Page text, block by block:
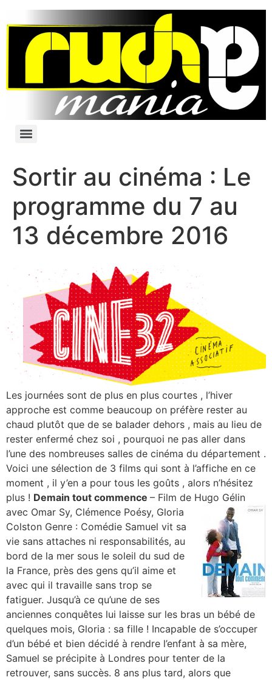
Sortir au cinéma : Le
programme du 7 au
13 décembre 2016
Les journées sont de plus en plus courtes , l’hiver
approche est comme beaucoup on préfère rester au
chaud plutôt que de se balader dehors , mais au lieu de
rester enfermé chez soi , pourquoi ne pas aller dans
l’une des nombreuses salles de cinéma du département .
Voici une sélection de 3 films qui sont à l’affiche en ce
moment , il y’en a pour tous les goûts , alors n’hésitez
plus ! Demain tout commence – Film de Hugo Gélin
avec Omar Sy, Clémence Poésy, Gloria
Colston Genre : Comédie Samuel vit sa
vie sans attaches ni responsabilités, au
bord de la mer sous le soleil du sud de
la France, près des gens qu’il aime et
avec qui il travaille sans trop se
fatiguer. Jusqu’à ce qu’une de ses
anciennes conquêtes lui laisse sur les bras un bébé de
quelques mois, Gloria : sa fille ! Incapable de s’occuper
d’un bébé et bien décidé à rendre l’enfant à sa mère,
Samuel se précipite à Londres pour tenter de la
retrouver, sans succès. 8 ans plus tard, alors que